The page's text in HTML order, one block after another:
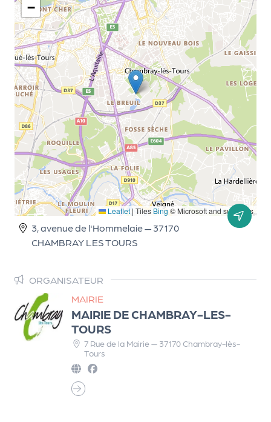
−
Leaflet | Tiles Bing © Microsoft and suppliers
3, avenue de l'Hommelaie — 37170
CHAMBRAY LES TOURS
ORGANISATEUR
MAIRIE
MAIRIE DE CHAMBRAY-LES-
TOURS
7 Rue de la Mairie — 37170 Chambray-lès-
Tours
n
is
a
t
e
u
s
L
e
cl
u
b
d
e
s
a
r
e
n